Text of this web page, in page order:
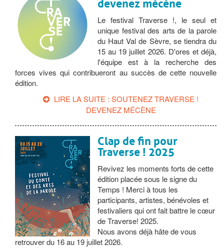
devenez mécène
Le festival Traverse !, le seul et
unique festival des arts de la parole
du Haut Val de Sèvre, se tiendra du
15 au 19 juillet 2026. D'ores et déjà,
l'équipe est à la recherche des
forces vives qui contribueront au succès de cette nouvelle
édition.
LIRE LA SUITE : SOUTENEZ TRAVERSE !
DEVENEZ MÉCÈNE
Clap de fin pour
Traverse ! 2025
Revivez les moments forts de cette
édition placée sous le signe du
Temps ! Merci à tous les
participants, artistes, bénévoles et
festivaliers qui ont fait battre le cœur
de Traverse! 2025.
Nous avons déjà hâte de vous
retrouver du 16 au 19 juillet 2026.